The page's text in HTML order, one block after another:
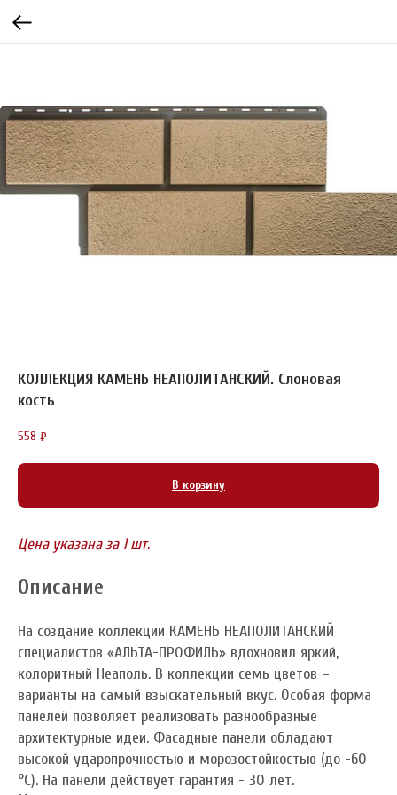
КОЛЛЕКЦИЯ КАМЕНЬ НЕАПОЛИТАНСКИЙ. Слоновая
кость
558 ₽
В корзину
Цена указана за 1 шт.
Описание
На создание коллекции КАМЕНЬ НЕАПОЛИТАНСКИЙ
специалистов «АЛЬТА-ПРОФИЛЬ» вдохновил яркий,
колоритный Неаполь. В коллекции семь цветов –
варианты на самый взыскательный вкус. Особая форма
панелей позволяет реализовать разнообразные
архитектурные идеи. Фасадные панели обладают
высокой ударопрочностью и морозостойкостью (до -60
°C). На панели действует гарантия - 30 лет.